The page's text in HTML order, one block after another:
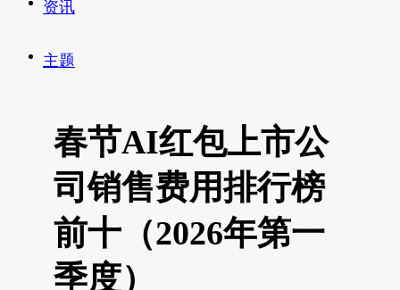
资讯
主题
春节AI红包上市公
司销售费用排行榜
前十（2026年第一
季度）